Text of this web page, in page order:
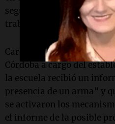
seguridad", mientras la
trabajando en el lugar.
Carolina Díaz, inspectora
Córdoba a cargo del
la escuela recibió un
presencia de un arma" y
se activaron los
el informe de la posible